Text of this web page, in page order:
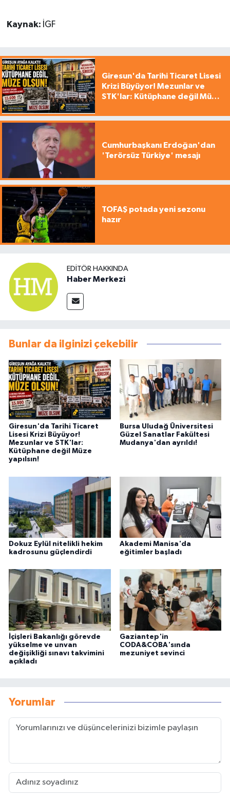
Kaynak: İGF
Giresun'da Tarihi Ticaret Lisesi
Krizi Büyüyor! Mezunlar ve
STK'lar: Kütüphane değil Müze
Cumhurbaşkanı Erdoğan'dan
'Terörsüz Türkiye' mesajı
TOFAŞ potada yeni sezonu
hazır
EDITÖR HAKKINDA
Haber Merkezi
Bunlar da ilginizi çekebilir
Giresun'da Tarihi Ticaret
Lisesi Krizi Büyüyor!
Mezunlar ve STK'lar:
Kütüphane değil Müze
yapılsın!
Bursa Uludağ Üniversitesi
Güzel Sanatlar Fakültesi
Mudanya'dan ayrıldı!
Dokuz Eylül nitelikli hekim
kadrosunu güçlendirdi
Akademi Manisa'da
eğitimler başladı
İçişleri Bakanlığı görevde
yükselme ve unvan
değişikliği sınavı takvimini
açıkladı
Gaziantep'in
CODA&COBA'sında
mezuniyet sevinci
Yorumlar